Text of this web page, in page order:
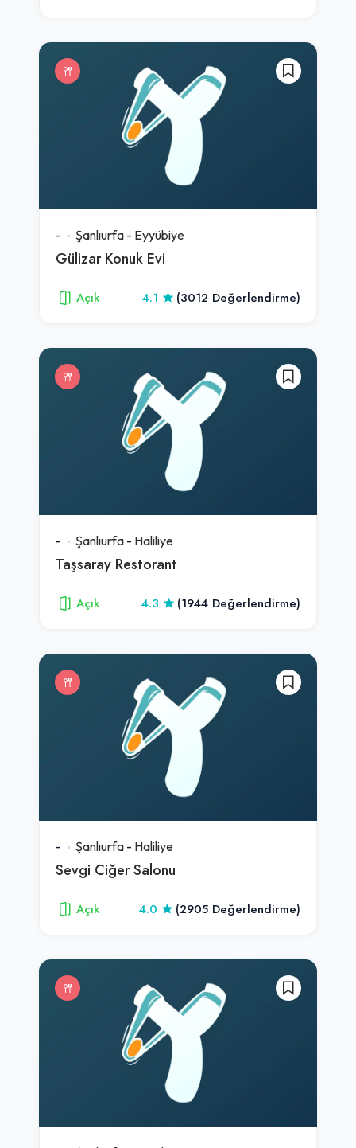
- Şanlıurfa - Eyyübiye
Gülizar Konuk Evi
Açık 4.1 (3012 Değerlendirme)
- Şanlıurfa - Haliliye
Taşsaray Restorant
Açık 4.3 (1944 Değerlendirme)
- Şanlıurfa - Haliliye
Sevgi Ciğer Salonu
Açık 4.0 (2905 Değerlendirme)